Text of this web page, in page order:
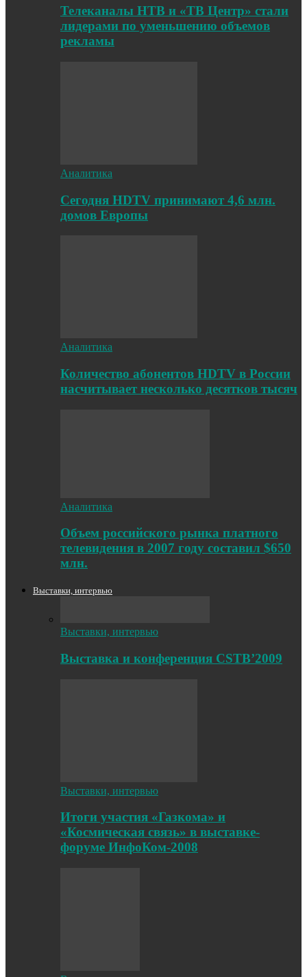
Телеканалы НТВ и «ТВ Центр» стали
лидерами по уменьшению объемов
рекламы
Аналитика
Cегодня HDTV принимают 4,6 млн.
домов Европы
Аналитика
Количество абонентов HDTV в России
насчитывает несколько десятков тысяч
Аналитика
Объем российского рынка платного
телевидения в 2007 году составил $650
млн.
Выставки, интервью
Выставки, интервью
Выставка и конференция CSTB’2009
Выставки, интервью
Итоги участия «Газкома» и
«Космическая связь» в выставке-
форуме ИнфоКом-2008